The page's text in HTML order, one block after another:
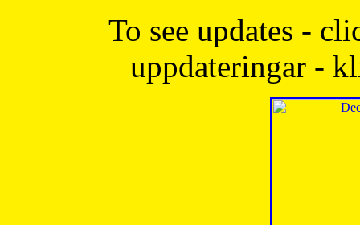
To see updates -
uppdateringar -